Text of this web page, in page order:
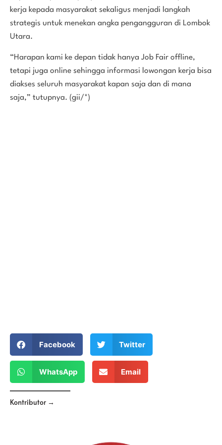
kerja kepada masyarakat sekaligus menjadi langkah
strategis untuk menekan angka pengangguran di Lombok
Utara.
“Harapan kami ke depan tidak hanya Job Fair offline,
tetapi juga online sehingga informasi lowongan kerja bisa
diakses seluruh masyarakat kapan saja dan di mana
saja,” tutupnya. (gii/*)
Facebook Twitter
WhatsApp Email
Kontributor →